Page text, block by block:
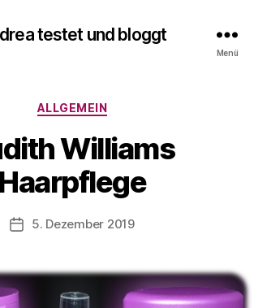
testet und bloggt
Menü
Kategorien
ALLGEMEIN
Williams
Haarpflege
Beitragsautor
o
n
r
e
e
t
u
Veröffentlichungsdatum
5. Dezember 2019